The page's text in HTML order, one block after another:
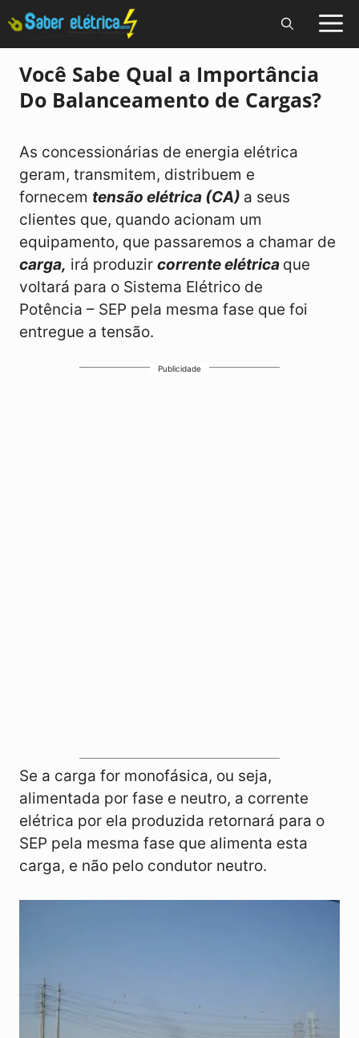
Pular
para
conteúdo
Você Sabe Qual a Importância
Do Balanceamento de Cargas?
As concessionárias de energia elétrica
geram, transmitem, distribuem e
fornecem tensão elétrica (CA) a seus
clientes que, quando acionam um
equipamento, que passaremos a chamar de
carga, irá produzir corrente elétrica que
voltará para o Sistema Elétrico de
Potência – SEP pela mesma fase que foi
entregue a tensão.
Publicidade
Se a carga for monofásica, ou seja,
alimentada por fase e neutro, a corrente
elétrica por ela produzida retornará para o
SEP pela mesma fase que alimenta esta
carga, e não pelo condutor neutro.